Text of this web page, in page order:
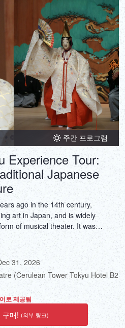
주간 프로그램
Experience Tour:
Japanese
ago in the 14th century,
art in Japan, and is widely
of musical theater. It was
Cultural Heritage in 2001 and
oldest forms of theater. But it is
encapsulates Japanese
performing art that
to get in touch with Japanese
performances, explanations, and
who continue to carry on the
to dive deep into the soul of
performers.
31, 2026
(Cerulean Tower Tokyu Hotel B2
로 제공됨
구매! (외부 링크)